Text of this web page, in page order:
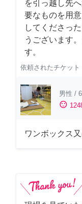
を引っ越し先
要なものを用
してくださっ
うございます
す。
依頼されたチケット
男性 /
sentiment_satisfied
ワンボックス